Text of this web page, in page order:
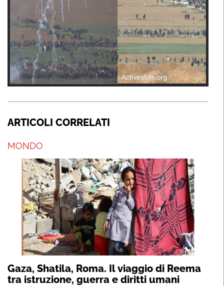
Previous
Next
ARTICOLI CORRELATI
MONDO
Gaza, Shatila, Roma. Il viaggio di Reema
tra istruzione, guerra e diritti umani